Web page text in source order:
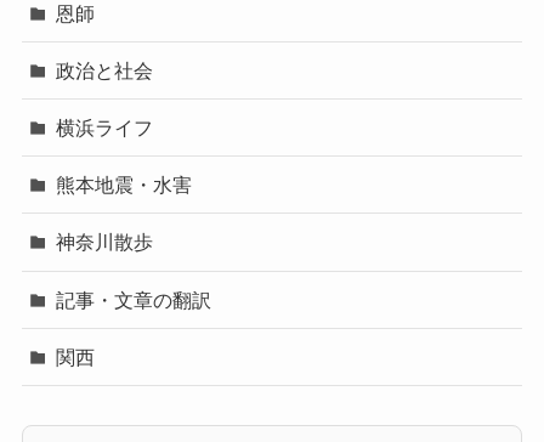
恩師
政治と社会
横浜ライフ
熊本地震・水害
神奈川散歩
記事・文章の翻訳
関西